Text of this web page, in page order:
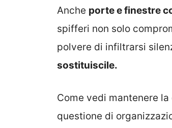
Anche porte e finestre
spifferi non solo
polvere di infiltrarsi
sostituiscile.
Come vedi mantenere
questione di